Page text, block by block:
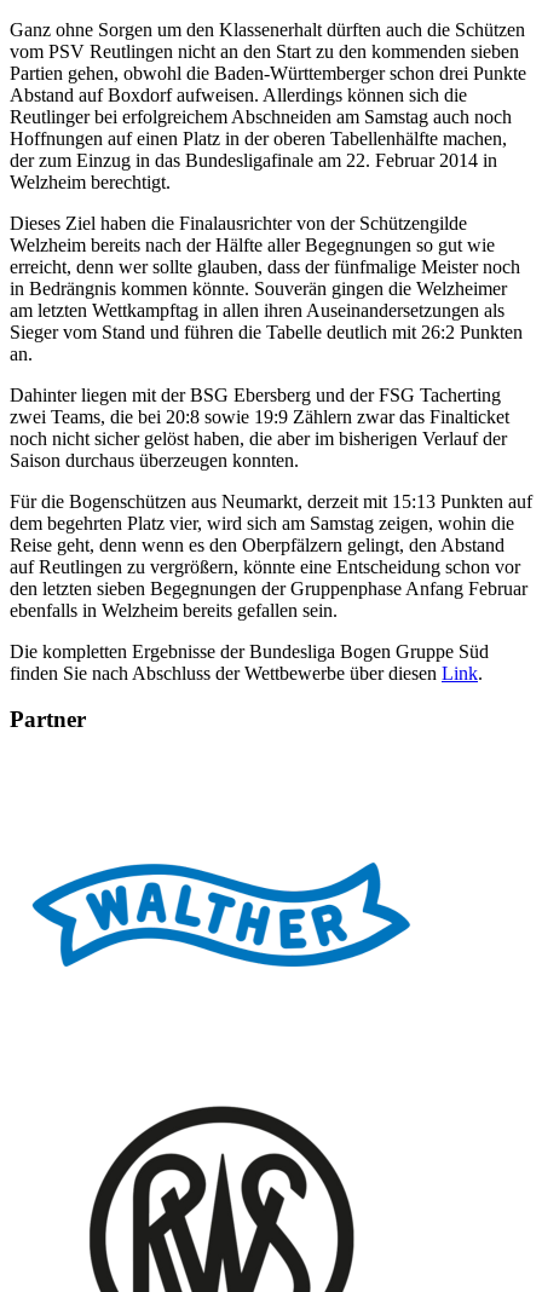
Ganz ohne Sorgen um den Klassenerhalt dürften auch die Schützen
vom PSV Reutlingen nicht an den Start zu den kommenden sieben
Partien gehen, obwohl die Baden-Württemberger schon drei Punkte
Abstand auf Boxdorf aufweisen. Allerdings können sich die
Reutlinger bei erfolgreichem Abschneiden am Samstag auch noch
Hoffnungen auf einen Platz in der oberen Tabellenhälfte machen,
der zum Einzug in das Bundesligafinale am 22. Februar 2014 in
Welzheim berechtigt.
Dieses Ziel haben die Finalausrichter von der Schützengilde
Welzheim bereits nach der Hälfte aller Begegnungen so gut wie
erreicht, denn wer sollte glauben, dass der fünfmalige Meister noch
in Bedrängnis kommen könnte. Souverän gingen die Welzheimer
am letzten Wettkampftag in allen ihren Auseinandersetzungen als
Sieger vom Stand und führen die Tabelle deutlich mit 26:2 Punkten
an.
Dahinter liegen mit der BSG Ebersberg und der FSG Tacherting
zwei Teams, die bei 20:8 sowie 19:9 Zählern zwar das Finalticket
noch nicht sicher gelöst haben, die aber im bisherigen Verlauf der
Saison durchaus überzeugen konnten.
Für die Bogenschützen aus Neumarkt, derzeit mit 15:13 Punkten auf
dem begehrten Platz vier, wird sich am Samstag zeigen, wohin die
Reise geht, denn wenn es den Oberpfälzern gelingt, den Abstand
auf Reutlingen zu vergrößern, könnte eine Entscheidung schon vor
den letzten sieben Begegnungen der Gruppenphase Anfang Februar
ebenfalls in Welzheim bereits gefallen sein.
Die kompletten Ergebnisse der Bundesliga Bogen Gruppe Süd
finden Sie nach Abschluss der Wettbewerbe über diesen Link.
Partner